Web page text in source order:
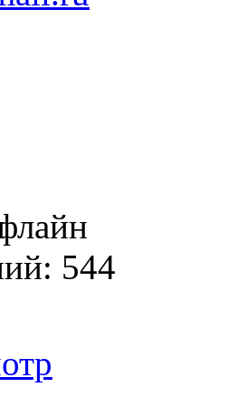
544